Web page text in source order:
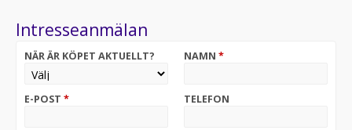
– Webasto (Dieselvärmare)
– GT
– Förbrukning låga 0,45 L/Milen
FINANSIERING UPP TILL 150 000 KR RÄNTEFRITT
Intresseanmälan
NÄR ÄR KÖPET AKTUELLT? NAMN *
E-POST * TELEFON